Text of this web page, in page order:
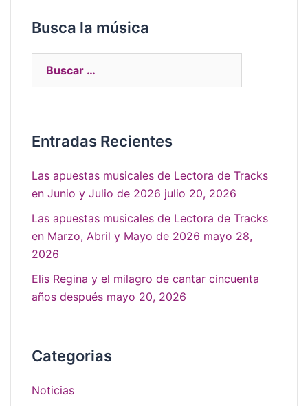
Busca la música
Entradas Recientes
Las apuestas musicales de Lectora de Tracks
en Junio y Julio de 2026 julio 20, 2026
Las apuestas musicales de Lectora de Tracks
en Marzo, Abril y Mayo de 2026 mayo 28,
2026
Elis Regina y el milagro de cantar cincuenta
años después mayo 20, 2026
Categorias
Noticias